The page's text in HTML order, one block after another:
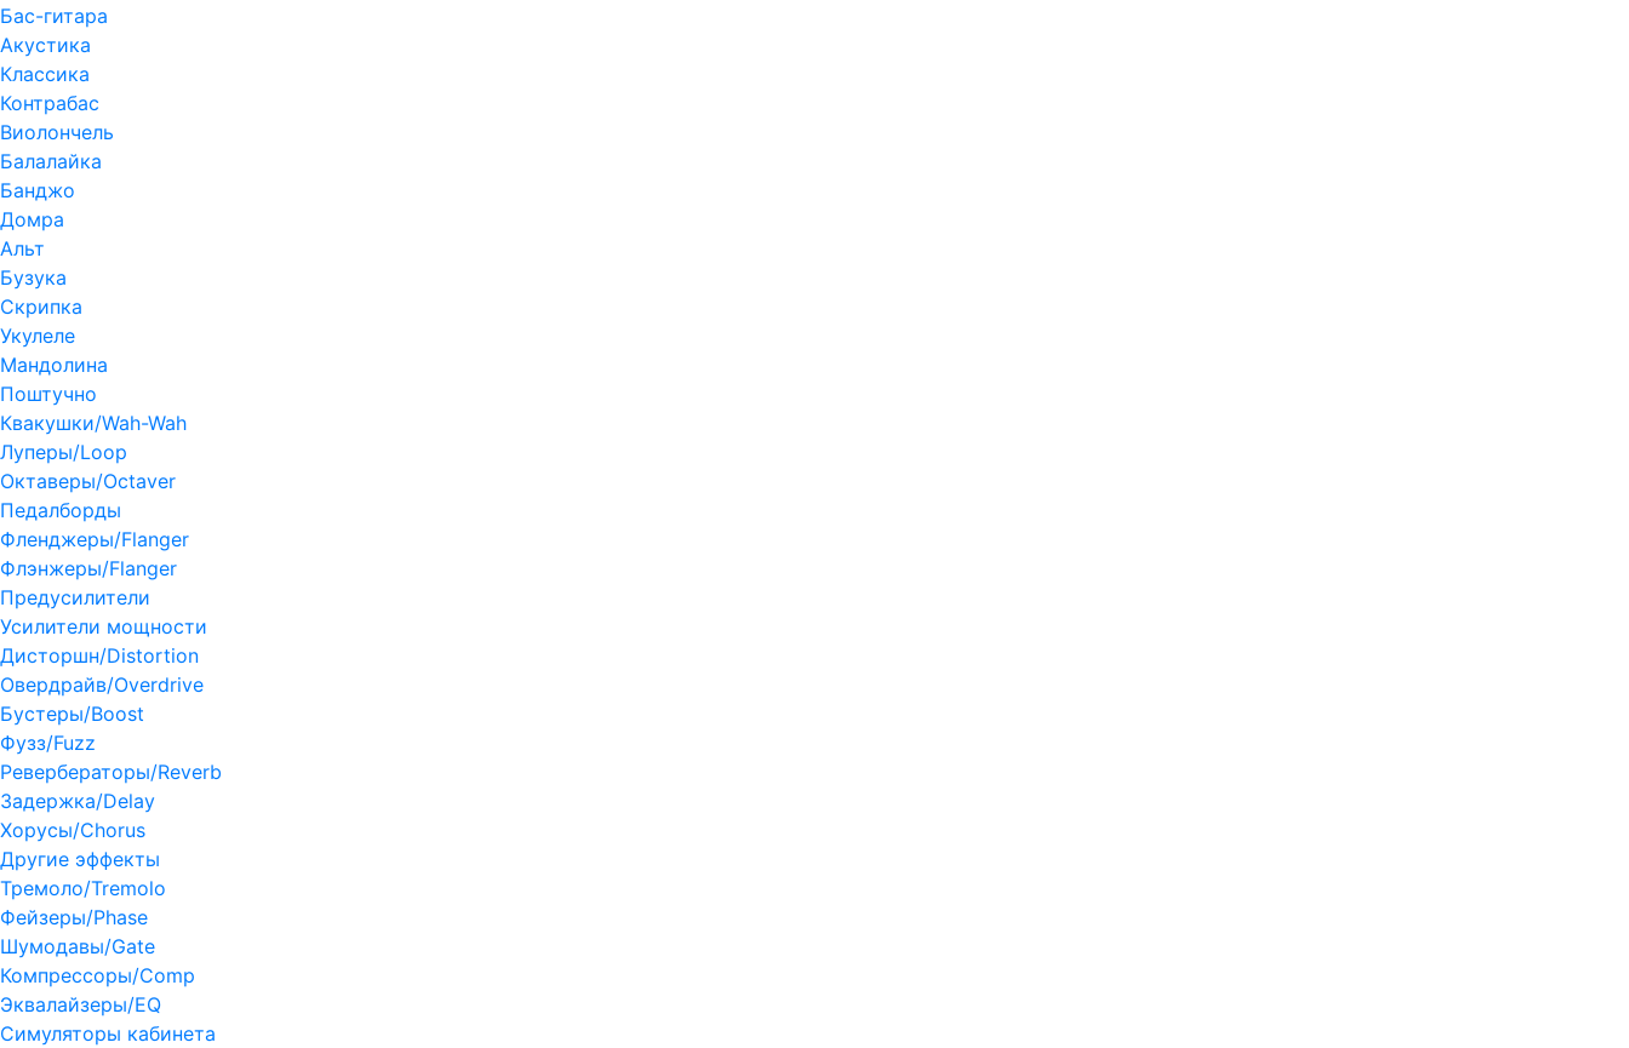
Бас-гитара
Акустика
Классика
Контрабас
Виолончель
Балалайка
Банджо
Домра
Альт
Бузука
Скрипка
Укулеле
Мандолина
Поштучно
Квакушки/Wah-Wah
Луперы/Loop
Октаверы/Octaver
Педалборды
Фленджеры/Flanger
Флэнжеры/Flanger
Предусилители
Усилители мощности
Дисторшн/Distortion
Овердрайв/Overdrive
Бустеры/Boost
Фузз/Fuzz
Ревербераторы/Reverb
Задержка/Delay
Хорусы/Chorus
Другие эффекты
Тремоло/Tremolo
Фейзеры/Phase
Шумодавы/Gate
Компрессоры/Comp
Эквалайзеры/EQ
Симуляторы кабинета